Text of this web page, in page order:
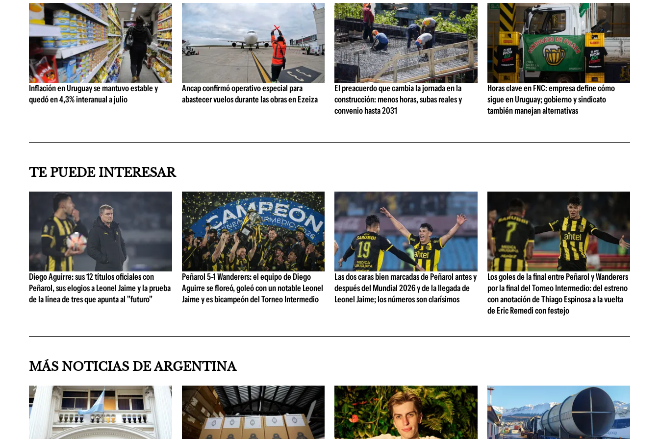
Inflación en Uruguay se mantuvo estable y
quedó en 4,3% interanual a julio
Ancap confirmó operativo especial para
abastecer vuelos durante las obras en Ezeiza
El preacuerdo que cambia la jornada en la
construcción: menos horas, subas reales y
convenio hasta 2031
Horas clave en FNC: empresa define cómo
sigue en Uruguay; gobierno y sindicato
también manejan alternativas
TE PUEDE INTERESAR
Diego Aguirre: sus 12 títulos oficiales con
Peñarol, sus elogios a Leonel Jaime y la prueba
de la línea de tres que apunta al "futuro"
Peñarol 5-1 Wanderers: el equipo de Diego
Aguirre se floreó, goleó con un notable Leonel
Jaime y es bicampeón del Torneo Intermedio
Las dos caras bien marcadas de Peñarol antes y
después del Mundial 2026 y de la llegada de
Leonel Jaime; los números son clarísimos
Los goles de la final entre Peñarol y Wanderers
por la final del Torneo Intermedio: del estreno
con anotación de Thiago Espinosa a la vuelta
de Eric Remedi con festejo
MÁS NOTICIAS DE ARGENTINA